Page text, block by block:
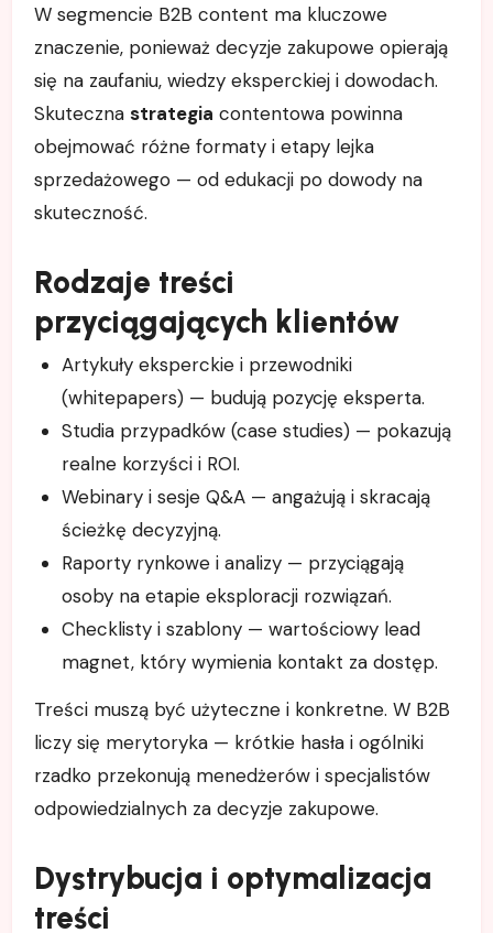
W segmencie B2B content ma kluczowe
znaczenie, ponieważ decyzje zakupowe opierają
się na zaufaniu, wiedzy eksperckiej i dowodach.
Skuteczna strategia contentowa powinna
obejmować różne formaty i etapy lejka
sprzedażowego — od edukacji po dowody na
skuteczność.
Rodzaje treści
przyciągających klientów
Artykuły eksperckie i przewodniki
(whitepapers) — budują pozycję eksperta.
Studia przypadków (case studies) — pokazują
realne korzyści i ROI.
Webinary i sesje Q&A — angażują i skracają
ścieżkę decyzyjną.
Raporty rynkowe i analizy — przyciągają
osoby na etapie eksploracji rozwiązań.
Checklisty i szablony — wartościowy lead
magnet, który wymienia kontakt za dostęp.
Treści muszą być użyteczne i konkretne. W B2B
liczy się merytoryka — krótkie hasła i ogólniki
rzadko przekonują menedżerów i specjalistów
odpowiedzialnych za decyzje zakupowe.
Dystrybucja i optymalizacja
treści